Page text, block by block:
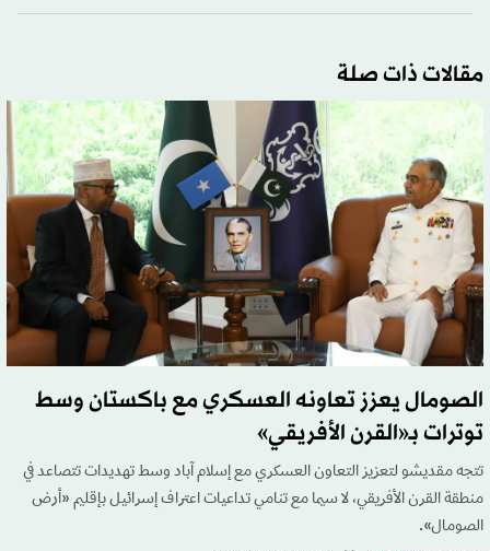
مقالات ذات صلة
الصومال يعزز تعاونه العسكري مع باكستان وسط
توترات بـ«القرن الأفريقي»
تتجه مقديشو لتعزيز التعاون العسكري مع إسلام آباد وسط تهديدات تتصاعد في
منطقة القرن الأفريقي، لا سيما مع تنامي تداعيات اعتراف إسرائيل بإقليم «أرض
الصومال».